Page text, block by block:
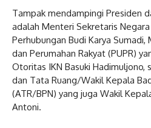
Tampak mendampingi Presiden
adalah Menteri Sekretaris
Perhubungan Budi Karya
dan Perumahan Rakyat (PUPR)
Otoritas IKN Basuki
dan Tata Ruang/Wakil Kepala
(ATR/BPN) yang juga Wakil
Antoni.